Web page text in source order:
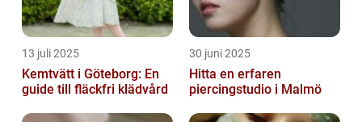
13 juli 2025
Kemtvätt i Göteborg: En
guide till fläckfri klädvård
30 juni 2025
Hitta en erfaren
piercingstudio i Malmö